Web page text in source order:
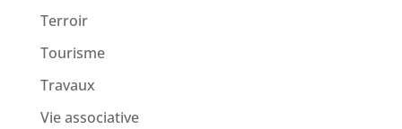
Terroir
Tourisme
Travaux
Vie associative